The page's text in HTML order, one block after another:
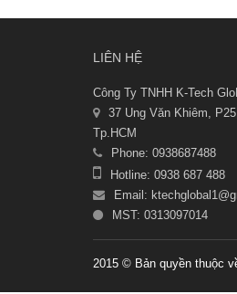
LIÊN HỆ
Công Ty TNHH K-Tech
37 Ung Văn Khiêm,
Tp.HCM
Phone: 0938687488
Hotline: 0938 687 488
Email:
MST: 0313097014
2015 © Bản quyền thuộc